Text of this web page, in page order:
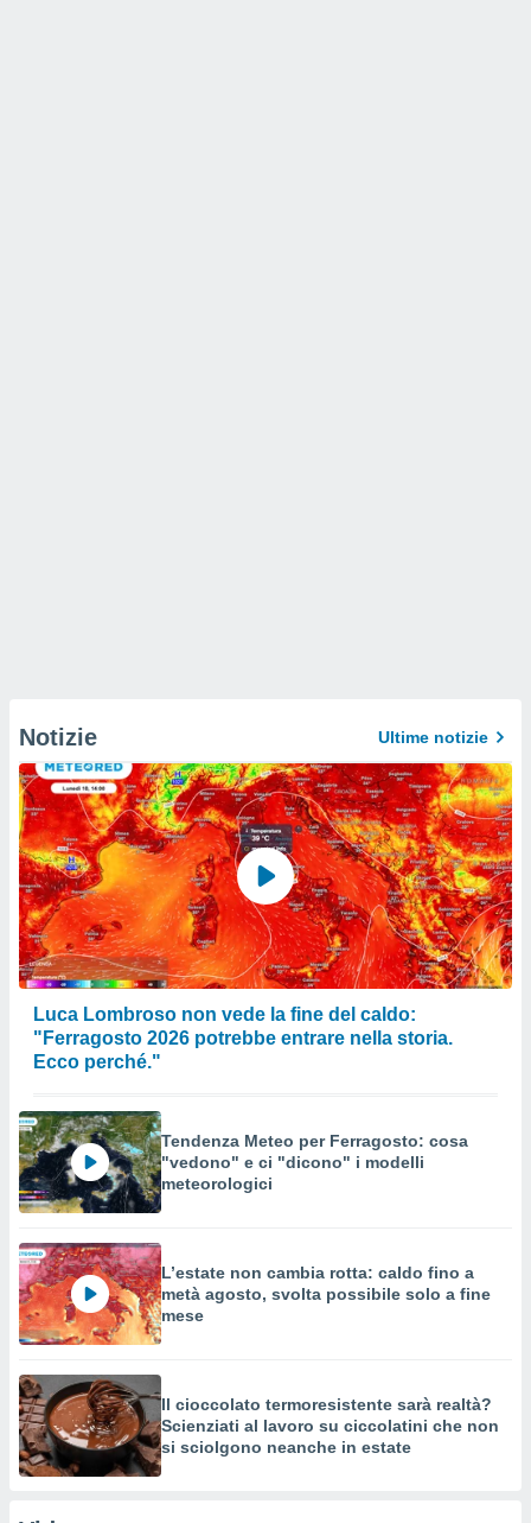
Notizie Ultime notizie
Luca Lombroso non vede la fine del caldo:
"Ferragosto 2026 potrebbe entrare nella storia.
Ecco perché."
Tendenza Meteo per Ferragosto: cosa
"vedono" e ci "dicono" i modelli
meteorologici
L’estate non cambia rotta: caldo fino a
metà agosto, svolta possibile solo a fine
mese
Il cioccolato termoresistente sarà realtà?
Scienziati al lavoro su ciccolatini che non
si sciolgono neanche in estate